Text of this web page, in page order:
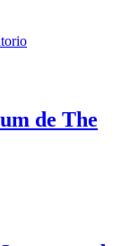
de The